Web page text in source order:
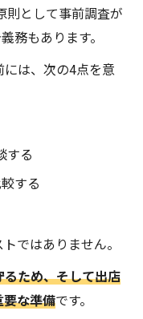
則として事前調査が
務もあります。
は、次の4点を意
する
する
ではありません。
ため、そして出店
要な準備です。